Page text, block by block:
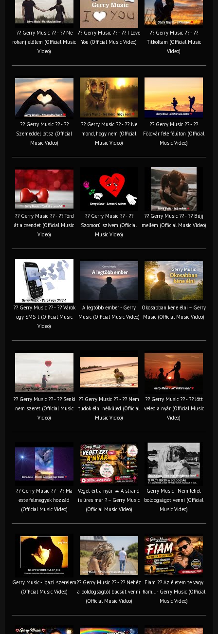
?? Gerry Music ?? - ?? Ne
rohanj előlem (Official Music
Video)
?? Gerry Music ?? - ?? I Love
You (Official Music Video)
?? Gerry Music ?? - ??
Titkoltam (Official Music
Video)
?? Gerry Music ?? - ??
Szemeddel látsz (Official
Music Video)
?? Gerry Music ?? - ?? Ne
mond, hogy nem (Official
Music Video)
?? Gerry Music ?? - ??
Földvár felé félúton (Official
Music Video)
?? Gerry Music ?? - ?? Törd
át a csendet (Official Music
Video)
?? Gerry Music ?? - ??
Szomorú szívem (Official
Music Video)
?? Gerry Music ?? - ?? Bújj
mellém (Official Music Video)
?? Gerry Music ?? - ?? Várok
egy SMS-t (Official Music
Video)
A legtöbb ember - Gerry
Music (Official Music Video)
Okosabban kéne élni – Gerry
Music (Official Music Video)
?? Gerry Music ?? - ?? Senki
nem szeret (Official Music
Video)
?? Gerry Music ?? - ?? Nem
tudok élni nélküled (Official
Music Video)
?? Gerry Music ?? - ?? Jött
veled a nyár (Official Music
Video)
?? Gerry Music ?? - ?? Ma
este felmegyek hozzád
(Official Music Video)
Véget ért a nyár ☀️ A strand
is üres már ? – Gerry Music
(Official Music Video)
Gerry Music - Nem lehet
boldogságot venni (Official
Music Video)
Gerry Music - Igazi szerelem
(Official Music Video)
?? Gerry Music ?? - ?? Nehéz
a boldogságtól búcsút venni
(Official Music Video)
Fiam ?‍? Az életem te vagy
fiam... - Gerry Music (Official
Music Video)